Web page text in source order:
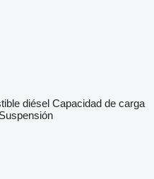
diésel Capacidad de carga
Suspensión